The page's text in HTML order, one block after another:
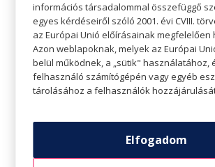
rózsaszín felső? Esetleg egy
kiegészítők közül is bátran
szettünket remekül feldobhatja
táska, kalap, és idén még mindig a
Ha a szekrény már majdnem
azok a darabok, amik esetleg
Szerezzük be ezeket is.
információs társadalommal összefüggő
egyes kérdéseiről szóló 2001. évi CVIII.
az Európai Unió előírásainak megfelelően
Azon weblapoknak, melyek az Európai
belül működnek, a „sütik" használatához,
felhasználó számítógépén vagy egyéb
tárolásához a felhasználók
Elfogadom